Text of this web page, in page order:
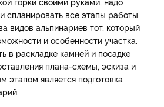
спланировать все этапы работы.
видов альпинариев тот, который
и особенности участка.
в раскладке камней и посадке
плана-схемы, эскиза и
этапом является подготовка